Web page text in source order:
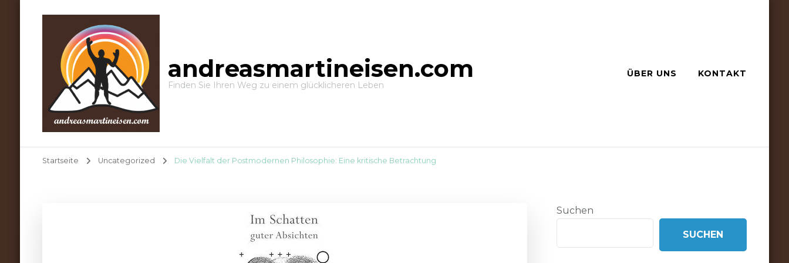
andreasmartineisen.com
Finden Sie Ihren Weg zu einem glücklicheren Leben
ÜBER UNS KONTAKT
Startseite Uncategorized Die Vielfalt der Postmodernen Philosophie: Eine kritische Betrachtung
Suchen
SUCHEN